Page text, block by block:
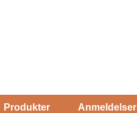
Produkter Anmeldelser